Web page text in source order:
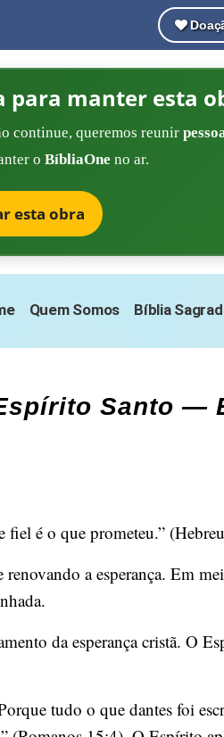
para manter esta
continue, queremos reunir
o BíbliaOne no ar.
esta obra
Quem Somos Bíblia
Santo —
fiel é o que prometeu.”
a esperança. Em
da esperança cristã. O
tudo o que dantes foi